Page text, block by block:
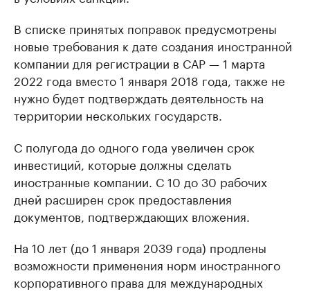
В списке принятых поправок предусмотрены
новые требования к дате создания иностранной
компании для регистрации в САР — 1 марта
2022 года вместо 1 января 2018 года, также не
нужно будет подтверждать деятельность на
территории нескольких государств.
С полугода до одного года увеличен срок
инвестиций, которые должны сделать
иностранные компании. С 10 до 30 рабочих
дней расширен срок предоставления
документов, подтверждающих вложения.
На 10 лет (до 1 января 2039 года) продлены
возможности применения норм иностранного
корпоративного права для международных